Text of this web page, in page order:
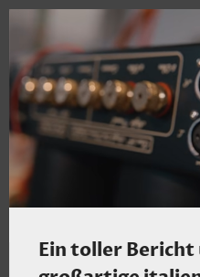
Ein toller Bericht